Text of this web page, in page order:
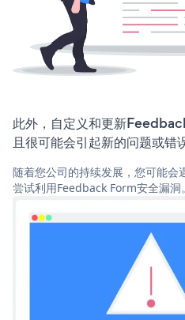
此外，自定义和更新
且很可能会引起新的问题或错误
随着您公司的持续发展，您可能会
尝试利用Feedback Form安全漏洞。